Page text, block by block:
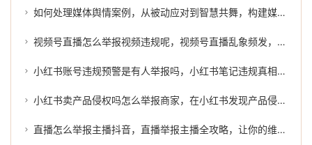
如何处理媒体舆情案例，从被动应对到智慧共舞，构建媒体舆情管理的新范式
视频号直播怎么举报视频违规呢，视频号直播乱象频发，正确举报方式与高效维权指南
小红书账号违规预警是有人举报吗，小红书笔记违规真相，不只是被举报那么简单
小红书卖产品侵权吗怎么举报商家，在小红书发现产品侵权，我该如何有效举报？
直播怎么举报主播抖音，直播举报主播全攻略，让你的维权不再迷路